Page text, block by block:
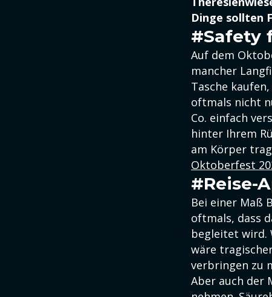
Dinge sollten
#Safety
Auf dem
mancher
Tasche
oftmals nicht
Co. einfach
hinter Ihrem
am Körper
Oktoberfest
#Reise-
Bei einer Maß
oftmals, dass
begleitet wird.
wäre
verbringen zu
Aber auch der